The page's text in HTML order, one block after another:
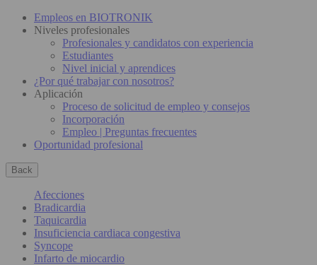
Empleos en BIOTRONIK
Niveles profesionales
Profesionales y candidatos con experiencia
Estudiantes
Nivel inicial y aprendices
¿Por qué trabajar con nosotros?
Aplicación
Proceso de solicitud de empleo y consejos
Incorporación
Empleo | Preguntas frecuentes
Oportunidad profesional
Back
Afecciones
Bradicardia
Taquicardia
Insuficiencia cardiaca congestiva
Syncope
Infarto de miocardio